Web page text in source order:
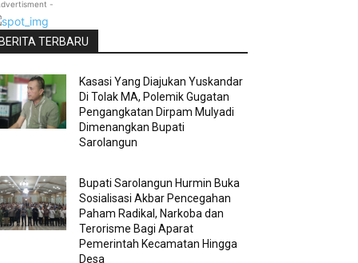
-
TERBARU
Kasasi Yang Diajukan Yuskandar
Di Tolak MA, Polemik Gugatan
Pengangkatan Dirpam Mulyadi
Dimenangkan Bupati
Sarolangun
Bupati Sarolangun Hurmin Buka
Sosialisasi Akbar Pencegahan
Paham Radikal, Narkoba dan
Terorisme Bagi Aparat
Pemerintah Kecamatan Hingga
Desa